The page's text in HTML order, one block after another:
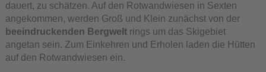
dauert, zu schätzen. Auf den Rotwandwiesen in Sexten
angekommen, werden Groß und Klein zunächst von der
beeindruckenden Bergweltrings um das Skigebiet
angetan sein. Zum Einkehren und Erholen laden die Hütten
auf den Rotwandwiesen ein.